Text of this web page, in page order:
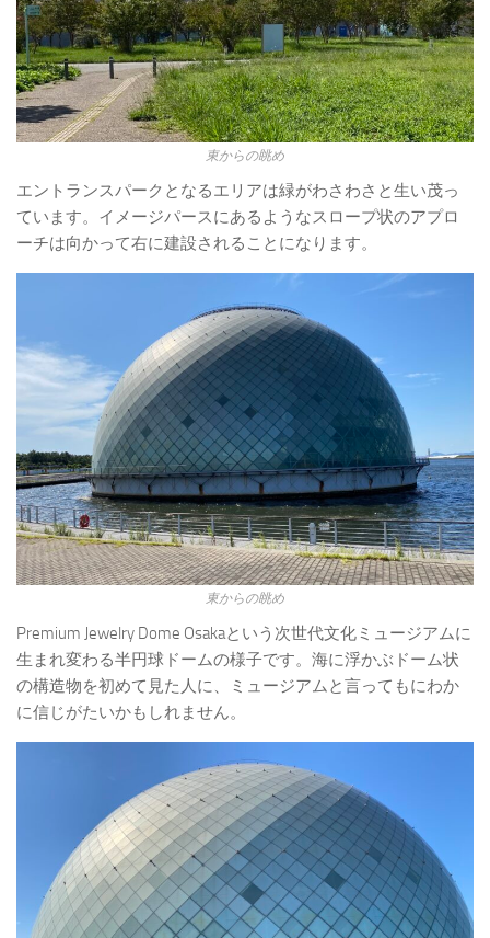
東からの眺め
エントランスパークとなるエリアは緑がわさわさと生い茂っ
ています。イメージパースにあるようなスロープ状のアプロ
ーチは向かって右に建設されることになります。
東からの眺め
Premium Jewelry Dome Osakaという次世代文化ミュージアムに
生まれ変わる半円球ドームの様子です。海に浮かぶドーム状
の構造物を初めて見た人に、ミュージアムと言ってもにわか
に信じがたいかもしれません。